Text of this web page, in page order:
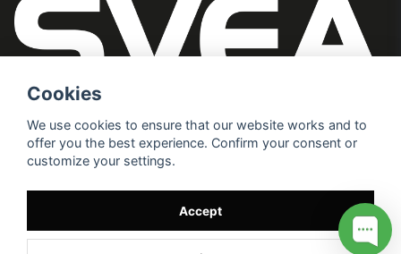
Cookies
We use cookies to ensure that our website works and to
offer you the best experience. Confirm your consent or
customize your settings.
Accept